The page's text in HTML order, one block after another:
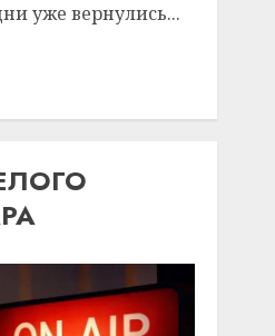
уже вернулись...